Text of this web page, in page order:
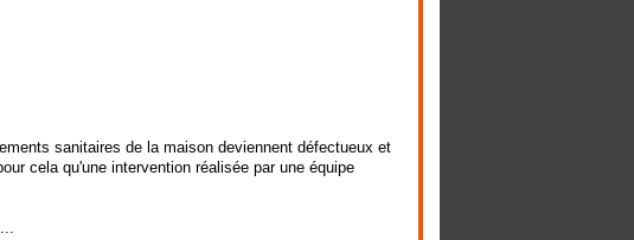
sanitaires de la maison deviennent défectueux et
cela qu'une intervention réalisée par une équipe